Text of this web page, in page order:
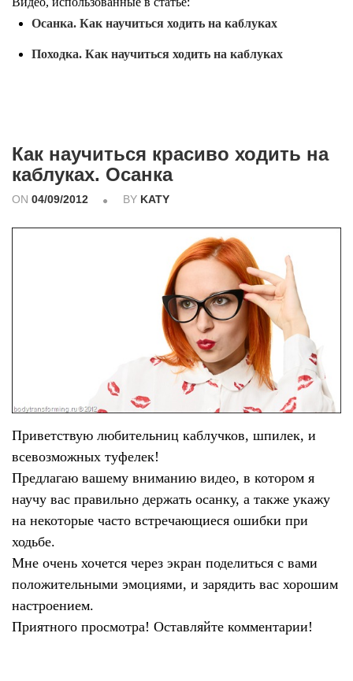
Осанка. Как научиться ходить на каблуках
Походка. Как научиться ходить на каблуках
Как научиться красиво ходить на
каблуках. Осанка
ON 04/09/2012 BY KATY
Приветствую любительниц каблучков, шпилек, и
всевозможных туфелек!
Предлагаю вашему вниманию видео, в котором я
научу вас правильно держать осанку, а также укажу
на некоторые часто встречающиеся ошибки при
ходьбе.
Мне очень хочется через экран поделиться с вами
положительными эмоциями, и зарядить вас хорошим
настроением.
Приятного просмотра! Оставляйте комментарии!